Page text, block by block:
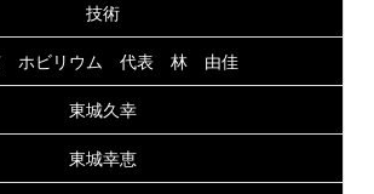
技術
ホビリウム 代表 林 由佳
東城久幸
東城幸恵